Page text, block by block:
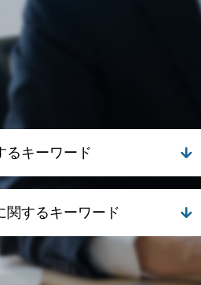
るキーワード
ない
権 養育費
権 父親
権 違い
関するキーワード
護士